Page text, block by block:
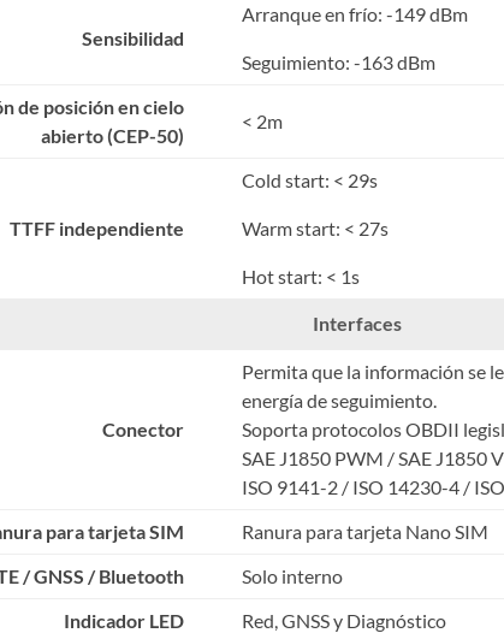
Sensibilidad
Arranque en frío: -149 dBm
Seguimiento: -163 dBm
de posición en cielo
abierto (CEP-50)
< 2m
TTFF independiente
Cold start: < 29s
Warm start: < 27s
Hot start: < 1s
Interfaces
Conector
Permita que la información se
energía de seguimiento.
Soporta protocolos OBDII
SAE J1850 PWM / SAE J1850
ISO 9141-2 / ISO 14230-4 /
para tarjeta SIM
Ranura para tarjeta Nano SIM
/ GNSS / Bluetooth
Solo interno
Indicador LED
Red, GNSS y Diagnóstico